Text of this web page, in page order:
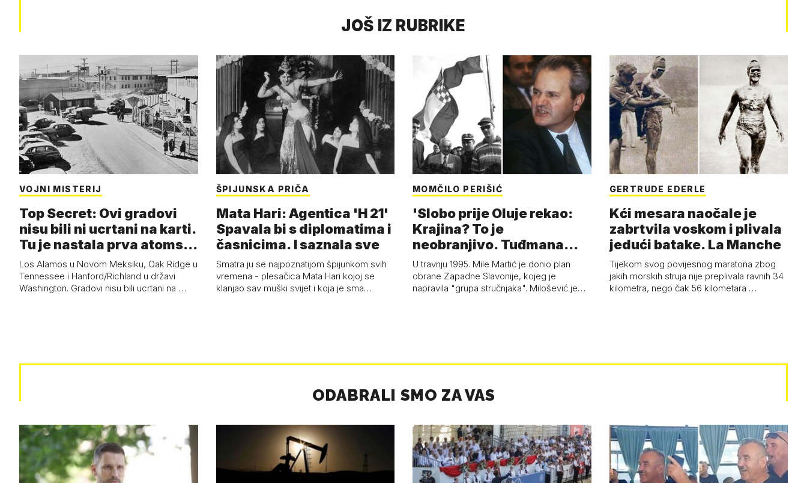
JOŠ IZ RUBRIKE
VOJNI MISTERIJ
Top Secret: Ovi gradovi
nisu bili ni ucrtani na karti.
Tu je nastala prva atoms…
Los Alamos u Novom Meksiku, Oak Ridge u
Tennessee i Hanford/Richland u državi
Washington. Gradovi nisu bili ucrtani na …
ŠPIJUNSKA PRIČA
Mata Hari: Agentica 'H 21'
Spavala bi s diplomatima i
časnicima. I saznala sve
Smatra ju se najpoznatijom špijunkom svih
vremena - plesačica Mata Hari kojoj se
klanjao sav muški svijet i koja je sma…
MOMČILO PERIŠIĆ
'Slobo prije Oluje rekao:
Krajina? To je
neobranjivo. Tuđmana
zvao Krivousti'
U travnju 1995. Mile Martić je donio plan
obrane Zapadne Slavonije, kojeg je
napravila "grupa stručnjaka". Milošević je…
GERTRUDE EDERLE
Kći mesara naočale je
zabrtvila voskom i plivala
jedući batake. La Manche
Tijekom svog povijesnog maratona zbog
jakih morskih struja nije preplivala ravnih 34
kilometra, nego čak 56 kilometara …